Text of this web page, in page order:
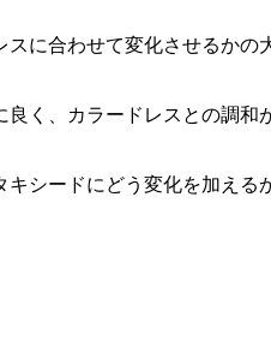
に合わせて変化させるかの
く、カラードレスとの調和
シードにどう変化を加える